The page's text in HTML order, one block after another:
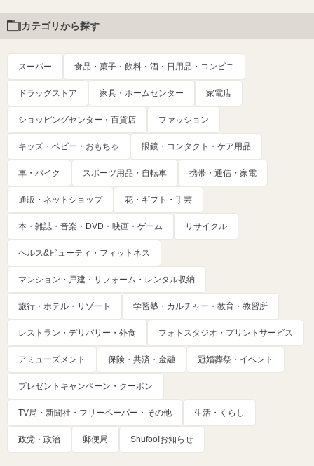
カテゴリから探す
スーパー 食品・菓子・飲料・酒・日用品・コンビニ
ドラッグストア 家具・ホームセンター 家電店
ショッピングセンター・百貨店 ファッション
キッズ・ベビー・おもちゃ 眼鏡・コンタクト・ケア用品
車・バイク スポーツ用品・自転車 携帯・通信・家電
通販・ネットショップ 花・ギフト・手芸
本・雑誌・音楽・DVD・映画・ゲーム リサイクル
ヘルス&ビューティ・フィットネス
マンション・戸建・リフォーム・レンタル収納
旅行・ホテル・リゾート 学習塾・カルチャー・教育・教習所
レストラン・デリバリー・外食 フォトスタジオ・プリントサービス
アミューズメント 保険・共済・金融 冠婚葬祭・イベント
プレゼントキャンペーン・クーポン
TV局・新聞社・フリーペーパー・その他 生活・くらし
政党・政治 郵便局 Shufoo!お知らせ